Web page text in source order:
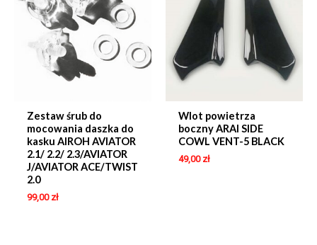
Zestaw śrub do
mocowania daszka do
kasku AIROH AVIATOR
2.1/ 2.2/ 2.3/AVIATOR
J/AVIATOR ACE/TWIST
2.0
99,00 zł
Wlot powietrza
boczny ARAI SIDE
COWL VENT-5 BLACK
49,00 zł